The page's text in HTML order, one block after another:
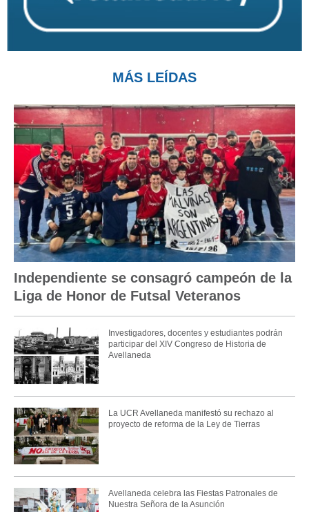
MÁS LEÍDAS
Independiente se consagró campeón de la
Liga de Honor de Futsal Veteranos
Investigadores, docentes y estudiantes podrán
participar del XIV Congreso de Historia de
Avellaneda
La UCR Avellaneda manifestó su rechazo al
proyecto de reforma de la Ley de Tierras
Avellaneda celebra las Fiestas Patronales de
Nuestra Señora de la Asunción